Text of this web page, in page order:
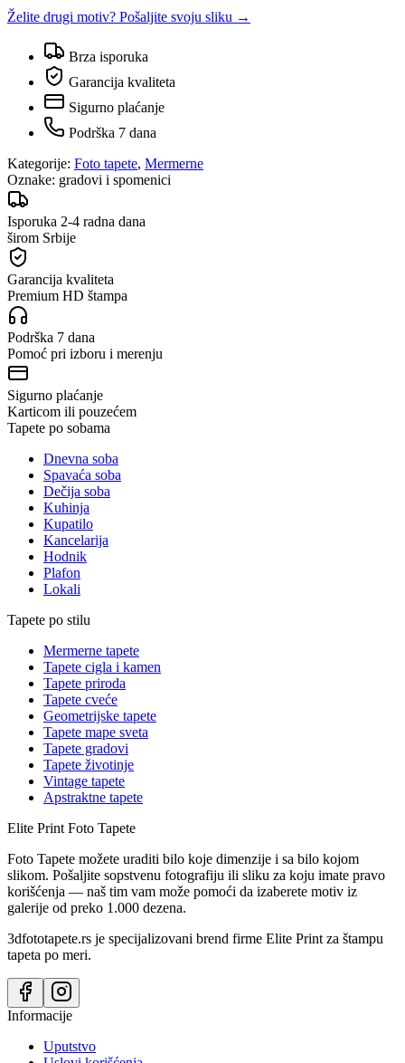
Želite drugi motiv? Pošaljite svoju sliku →
Brza isporuka
Garancija kvaliteta
Sigurno plaćanje
Podrška 7 dana
Kategorije: Foto tapete, Mermerne
Oznake: gradovi i spomenici
Isporuka 2-4 radna dana
širom Srbije
Garancija kvaliteta
Premium HD štampa
Podrška 7 dana
Pomoć pri izboru i merenju
Sigurno plaćanje
Karticom ili pouzećem
Tapete po sobama
Dnevna soba
Spavaća soba
Dečija soba
Kuhinja
Kupatilo
Kancelarija
Hodnik
Plafon
Lokali
Tapete po stilu
Mermerne tapete
Tapete cigla i kamen
Tapete priroda
Tapete cveće
Geometrijske tapete
Tapete mape sveta
Tapete gradovi
Tapete životinje
Vintage tapete
Apstraktne tapete
Elite Print Foto Tapete
Foto Tapete možete uraditi bilo koje dimenzije i sa bilo kojom
slikom. Pošaljite sopstvenu fotografiju ili sliku za koju imate pravo
korišćenja — naš tim vam može pomoći da izaberete motiv iz
galerije od preko 1.000 dezena.
3dfototapete.rs je specijalizovani brend firme Elite Print za štampu
tapeta po meri.
Informacije
Uputstvo